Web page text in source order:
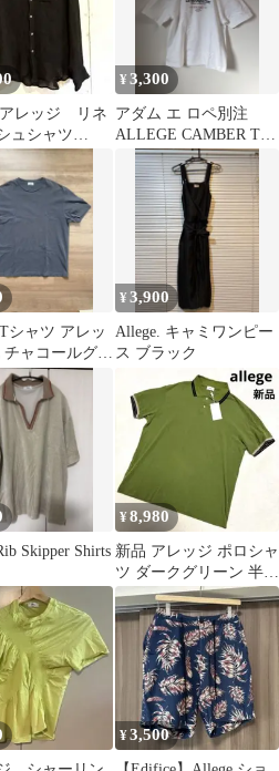
アレッジ リネ
ュシャツ
Shirt
¥3,300
アダム エ ロペ別注
ALLEGE CAMBER Tシ
ャツ
シャツ アレッ
チャコールグレ
ード
¥3,900
Allege. キャミワンピー
ス ブラック
Skipper Shirts
¥8,980
新品 アレッジ ポロシャ
ツ ダークグリーン 半袖
鹿の子 薄手 春夏 M 通
気性
¥3,500